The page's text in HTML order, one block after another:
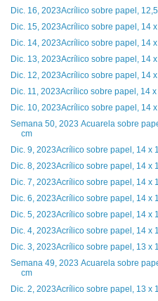
Dic. 16, 2023Acrílico sobre papel,
Dic. 15, 2023Acrílico sobre papel, 14
Dic. 14, 2023Acrílico sobre papel, 14
Dic. 13, 2023Acrílico sobre papel, 14
Dic. 12, 2023Acrílico sobre papel, 14
Dic. 11, 2023Acrílico sobre papel, 14
Dic. 10, 2023Acrílico sobre papel, 14
Semana 50, 2023 Acuarela sobre
cm
Dic. 9, 2023Acrílico sobre papel, 14 x
Dic. 8, 2023Acrílico sobre papel, 14 x
Dic. 7, 2023Acrílico sobre papel, 14 x
Dic. 6, 2023Acrílico sobre papel, 14 x
Dic. 5, 2023Acrílico sobre papel, 14 x
Dic. 4, 2023Acrílico sobre papel, 14 x
Dic. 3, 2023Acrílico sobre papel, 13 x
Semana 49, 2023 Acuarela sobre
cm
Dic. 2, 2023Acrílico sobre papel, 13 x